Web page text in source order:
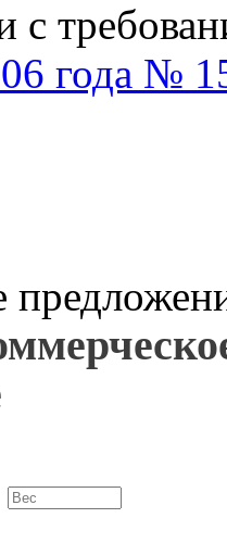
с
года №